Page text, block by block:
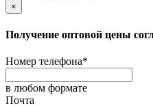
×
Получение оптовой цены
Номер телефона*
в любом формате
Почта